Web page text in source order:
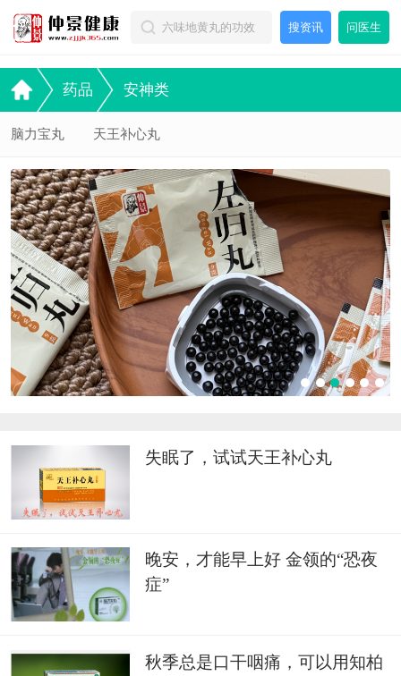
搜资讯 问医生
药品 安神类
脑力宝丸 天王补心丸
失眠了，试试天王补心丸
晚安，才能早上好 金领的“恐夜
症”
秋季总是口干咽痛，可以用知柏